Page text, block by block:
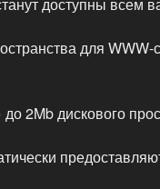
доступны всем
для WWW-
2Mb дискового